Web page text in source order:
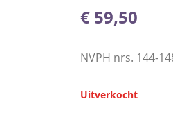
€ 59,50
NVPH nrs. 144-
Uitverkocht